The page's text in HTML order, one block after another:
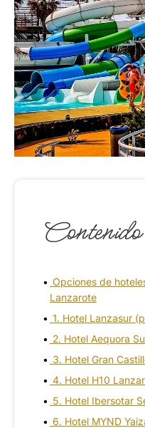
Contenido
Opciones de
Lanzarote
1. Hotel Lanzasur
2. Hotel Aequora
3. Hotel Gran
4. Hotel H10
5. Hotel Ibersotar
6. Hotel MYND